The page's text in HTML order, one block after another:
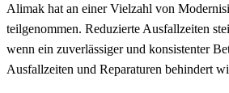
Alimak hat an einer Vielzahl von
teilgenommen. Reduzierte Ausfallzeiten
wenn ein zuverlässiger und konsistenter
Ausfallzeiten und Reparaturen behindert